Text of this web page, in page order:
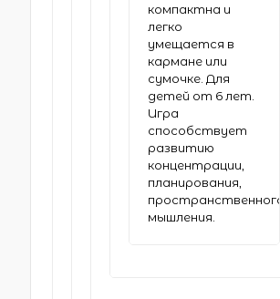
компактна и
легко
умещается в
кармане или
сумочке. Для
детей от 6 лет.
Игра
способствует
развитию
концентрации,
планирования,
пространственного
мышления.